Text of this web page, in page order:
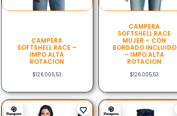
CAMPERA
SOFTSHELL RACE –
IMPO ALTA
ROTACION
$126.005,53
CAMPERA
SOFTSHELL RACE
MUJER – CON
BORDADO INCLUIDO
– IMPO ALTA
ROTACION
$126.005,53